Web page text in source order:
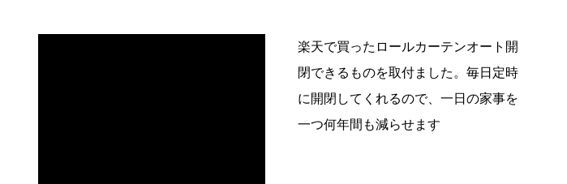
楽天で買ったロールカーテンオート開
閉できるものを取付ました。毎日定時
に開閉してくれるので、一日の家事を
一つ何年間も減らせます